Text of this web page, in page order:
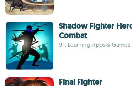
Shadow Fighter
Combat
9ft Learning Apps & Games
Final Fighter